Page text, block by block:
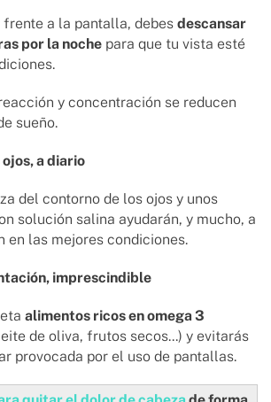
frente a la pantalla, debes descansar
por la noche para que tu vista esté
y concentración se reducen
sueño.
a diario
del contorno de los ojos y unos
solución salina ayudarán, y mucho, a
en las mejores condiciones.
imprescindible
alimentos ricos en omega 3
de oliva, frutos secos...) y evitarás
provocada por el uso de pantallas.